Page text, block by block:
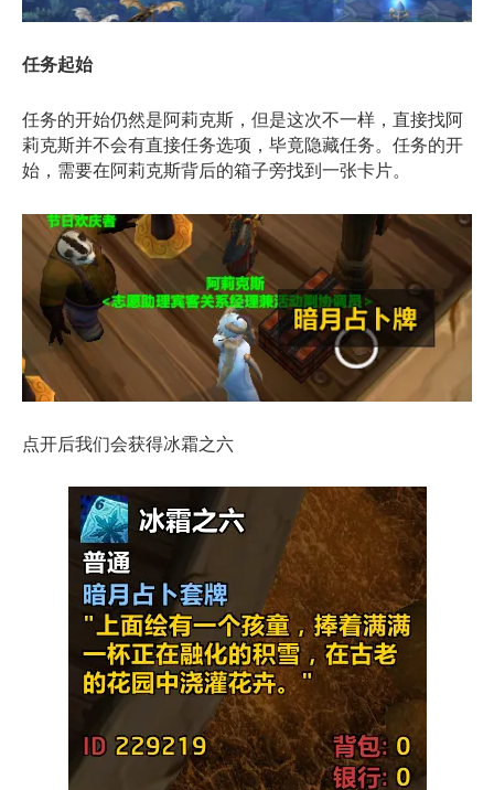
任务起始
任务的开始仍然是阿莉克斯，但是这次不一样，直接找阿
莉克斯并不会有直接任务选项，毕竟隐藏任务。任务的开
始，需要在阿莉克斯背后的箱子旁找到一张卡片。
点开后我们会获得冰霜之六